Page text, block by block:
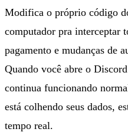
Modifica o próprio código
computador pra interceptar
pagamento e mudanças de
Quando você abre o
continua funcionando
está colhendo seus dados,
tempo real.